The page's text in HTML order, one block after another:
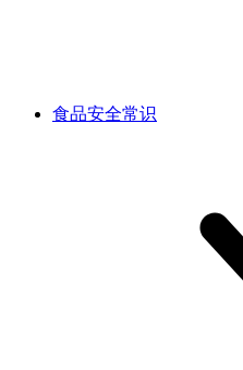
食品安全常识